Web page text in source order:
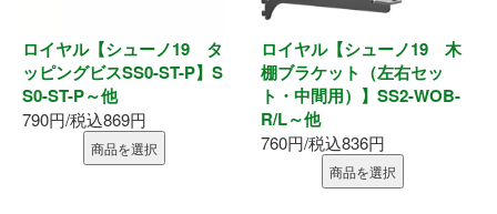
電動工具アクセサリ
墨出器・距離計
ロイヤル【シューノ19 タ
ッピングビスSS0-ST-P】S
S0-ST-P～他
790円/税込869円
商品を選択
ロイヤル【シューノ19 木
棚ブラケット（左右セッ
ト・中間用）】SS2-WOB-
R/L～他
760円/税込836円
商品を選択